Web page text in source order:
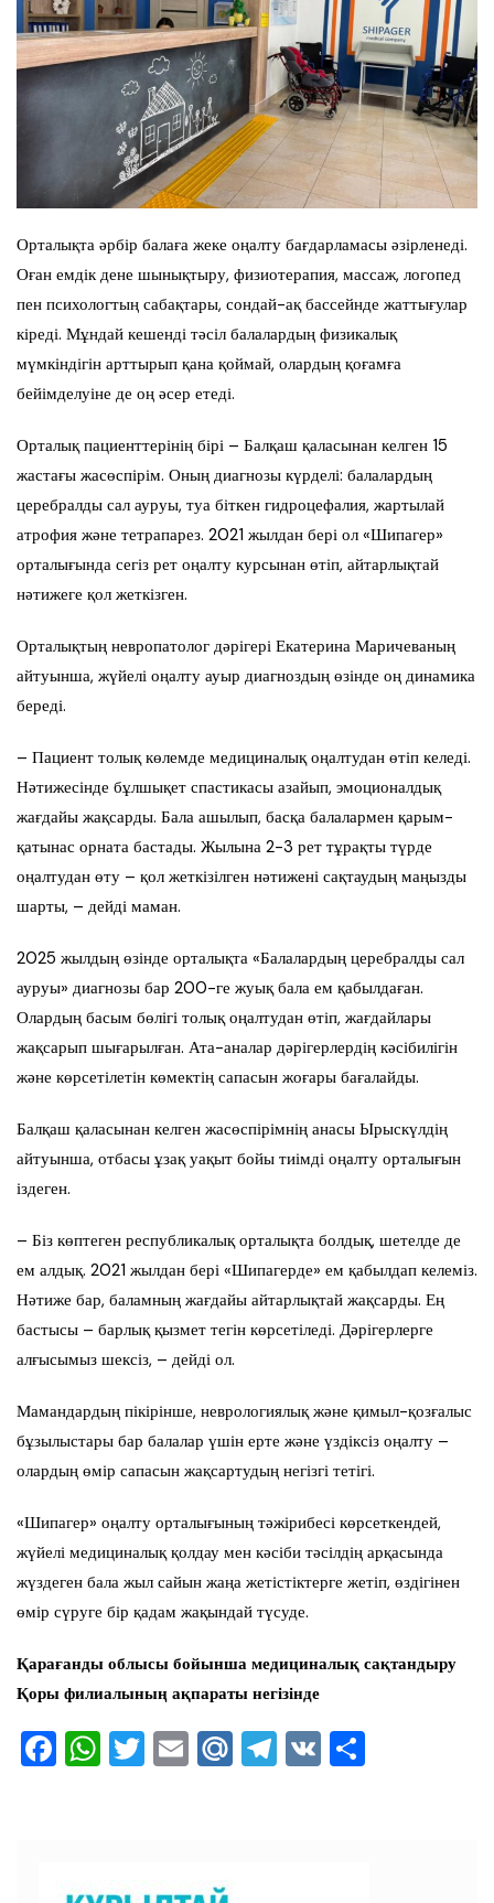
Орталықта әрбір балаға жеке оңалту бағдарламасы әзірленеді.
Оған емдік дене шынықтыру, физиотерапия, массаж, логопед
пен психологтың сабақтары, сондай-ақ бассейнде жаттығулар
кіреді. Мұндай кешенді тәсіл балалардың физикалық
мүмкіндігін арттырып қана қоймай, олардың қоғамға
бейімделуіне де оң әсер етеді.
Орталық пациенттерінің бірі – Балқаш қаласынан келген 15
жастағы жасөспірім. Оның диагнозы күрделі: балалардың
церебралды сал ауруы, туа біткен гидроцефалия, жартылай
атрофия және тетрапарез. 2021 жылдан бері ол «Шипагер»
орталығында сегіз рет оңалту курсынан өтіп, айтарлықтай
нәтижеге қол жеткізген.
Орталықтың невропатолог дәрігері Екатерина Маричеваның
айтуынша, жүйелі оңалту ауыр диагноздың өзінде оң динамика
береді.
– Пациент толық көлемде медициналық оңалтудан өтіп келеді.
Нәтижесінде бұлшықет спастикасы азайып, эмоционалдық
жағдайы жақсарды. Бала ашылып, басқа балалармен қарым-
қатынас орната бастады. Жылына 2-3 рет тұрақты түрде
оңалтудан өту – қол жеткізілген нәтижені сақтаудың маңызды
шарты, – дейді маман.
2025 жылдың өзінде орталықта «Балалардың церебралды сал
ауруы» диагнозы бар 200-ге жуық бала ем қабылдаған.
Олардың басым бөлігі толық оңалтудан өтіп, жағдайлары
жақсарып шығарылған. Ата-аналар дәрігерлердің кәсібилігін
және көрсетілетін көмектің сапасын жоғары бағалайды.
Балқаш қаласынан келген жасөспірімнің анасы Ырыскүлдің
айтуынша, отбасы ұзақ уақыт бойы тиімді оңалту орталығын
іздеген.
– Біз көптеген республикалық орталықта болдық, шетелде де
ем алдық. 2021 жылдан бері «Шипагерде» ем қабылдап келеміз.
Нәтиже бар, баламның жағдайы айтарлықтай жақсарды. Ең
бастысы – барлық қызмет тегін көрсетіледі. Дәрігерлерге
алғысымыз шексіз, – дейді ол.
Мамандардың пікірінше, неврологиялық және қимыл-қозғалыс
бұзылыстары бар балалар үшін ерте және үздіксіз оңалту –
олардың өмір сапасын жақсартудың негізгі тетігі.
«Шипагер» оңалту орталығының тәжірибесі көрсеткендей,
жүйелі медициналық қолдау мен кәсіби тәсілдің арқасында
жүздеген бала жыл сайын жаңа жетістіктерге жетіп, өздігінен
өмір сүруге бір қадам жақындай түсуде.
Қарағанды облысы бойынша медициналық сақтандыру
Қоры филиалының ақпараты негізінде
F
b
W
A
T E M T V